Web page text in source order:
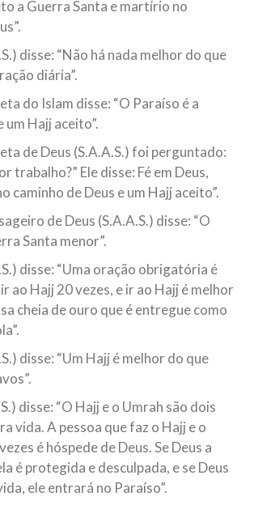
a Guerra Santa e martírio no
disse: “Não há nada melhor do que
diária”.
do Islam disse: “O Paraíso é a
um Hajj aceito”.
de Deus (S.A.A.S.) foi perguntado:
trabalho?” Ele disse: Fé em Deus,
caminho de Deus e um Hajj aceito”.
de Deus (S.A.A.S.) disse: “O
Santa menor”.
disse: “Uma oração obrigatória é
ao Hajj 20 vezes, e ir ao Hajj é melhor
cheia de ouro que é entregue como
disse: “Um Hajj é melhor do que
disse: “O Hajj e o Umrah são dois
vida. A pessoa que faz o Hajj e o
é hóspede de Deus. Se Deus a
é protegida e desculpada, e se Deus
ele entrará no Paraíso”.